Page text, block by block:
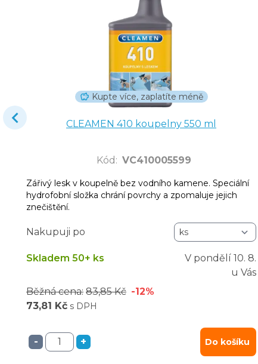
Kupte více, zaplatíte méně
CLEAMEN 410 koupelny 550 ml
Kód : VC410005599
Zářivý lesk v koupelně bez vodního kamene. Speciální
hydrofobní složka chrání povrchy a zpomaluje jejich
znečištění.
Nakupuji po
Skladem 50+ ks V pondělí 10. 8.
u Vás
Běžná cena: 83,85 Kč -12%
73,81 Kč s DPH
- + Do košíku